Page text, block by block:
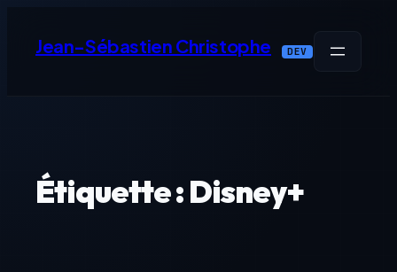
contenu
Jean-Sébastien Christophe DEV
Étiquette :Disney+